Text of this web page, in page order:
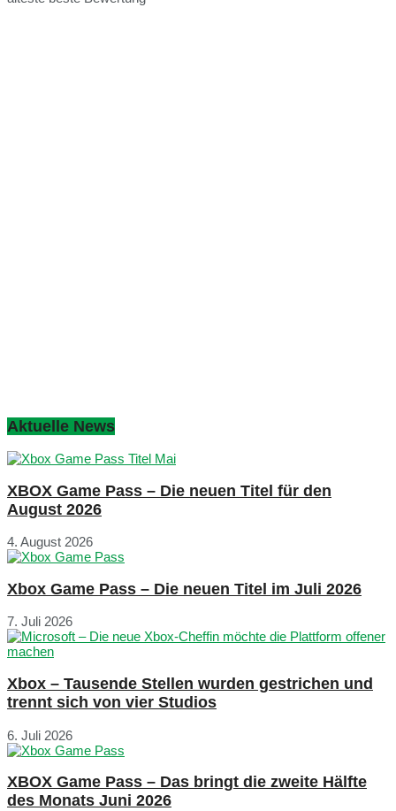
Aktuelle News
XBOX Game Pass – Die neuen Titel für den
August 2026
4. August 2026
Xbox Game Pass – Die neuen Titel im Juli 2026
7. Juli 2026
Xbox – Tausende Stellen wurden gestrichen und
trennt sich von vier Studios
6. Juli 2026
XBOX Game Pass – Das bringt die zweite Hälfte
des Monats Juni 2026